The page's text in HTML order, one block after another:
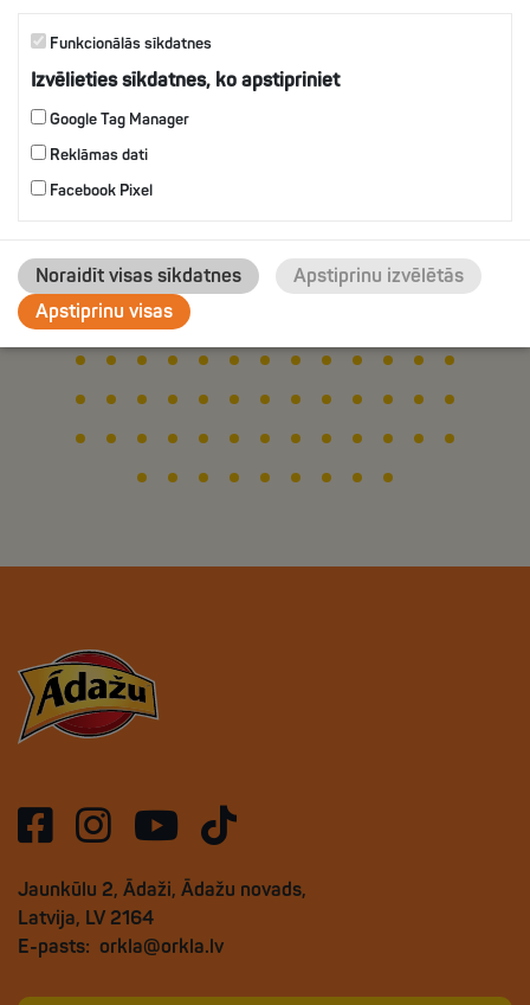
Jaunkūlu 2, Ādaži, Ādažu novads,
Latvija, LV 2164
E-pasts: orkla@orkla.lv
Funkcionālās sīkdatnes
Izvēlieties sīkdatnes, ko apstipriniet
Google Tag Manager
Reklāmas dati
Facebook Pixel
Noraidīt visas sīkdatnes
Apstiprinu izvēlētās
Apstiprinu visas